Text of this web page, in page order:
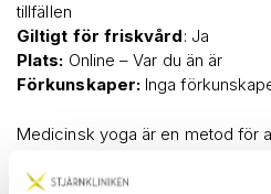
tillfällen
Giltigt för friskvård: Ja
Plats: Online – Var du än är
Förkunskaper:Inga
Medicinsk yoga är en metod för
vetenskapliga metoder för att